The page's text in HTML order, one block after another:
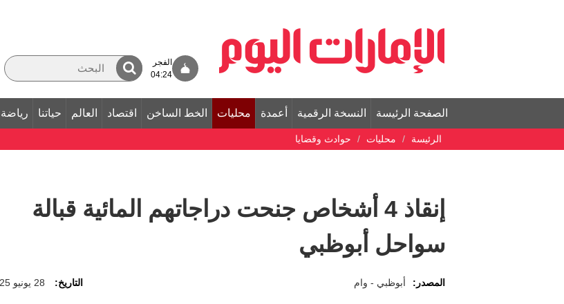
الفجر
04:24
الصفحة الرئيسة النسخة الرقمية أعمدة محليات الخط الساخن اقتصاد العالم حياتنا رياضة
الرئيسة محليات حوادث وقضايا
إنقاذ 4 أشخاص جنحت دراجاتهم المائية قبالة
سواحل أبوظبي
المصدر: أبوظبي - وام التاريخ: 28 يونيو 2025